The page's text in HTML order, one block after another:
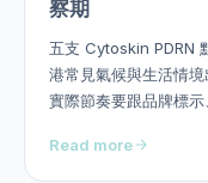
察期
五支 Cytoskin PDRN
港常見氣候與生活情
實際節奏要跟品牌標
功效承諾。
Read more